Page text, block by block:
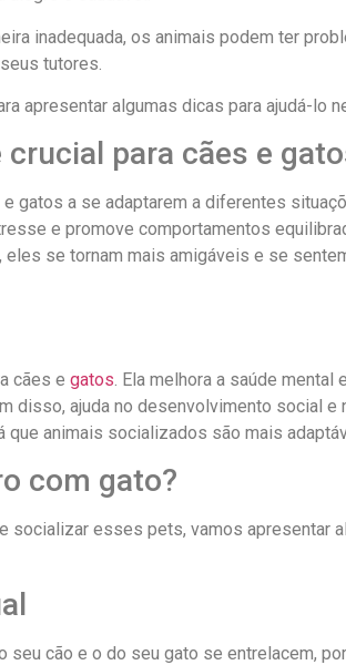
inadequada, os animais podem ter
tutores.
apresentar algumas dicas para ajudá-lo
para cães e
gatos a se adaptarem a diferentes
e promove comportamentos
se tornam mais amigáveis e se
cães e gatos . Ela melhora a saúde
disso, ajuda no desenvolvimento social e
animais socializados são mais
com gato?
socializar esses pets, vamos apresentar
cão e o do seu gato se entrelacem,